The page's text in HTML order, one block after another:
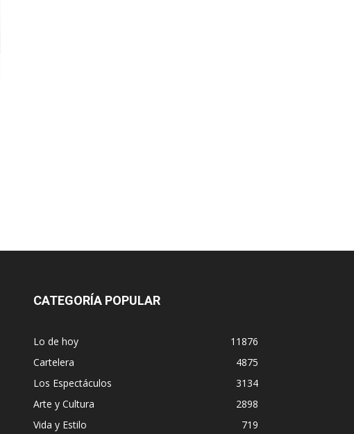
CATEGORÍA POPULAR
Lo de hoy
11876
Cartelera
4875
Los Espectáculos
3134
Arte y Cultura
2898
Vida y Estilo
719